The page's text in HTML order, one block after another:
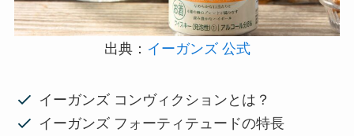
出典： イーガンズ 公式
イーガンズ コンヴィクションとは？
イーガンズ フォーティテュードの特長